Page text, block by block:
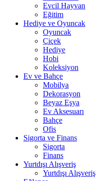
Evcil Hayvan
Eğitim
Hediye ve Oyuncak
Oyuncak
Çiçek
Hediye
Hobi
Koleksiyon
Ev ve Bahçe
Mobilya
Dekorasyon
Beyaz Eşya
Ev Aksesuarı
Bahçe
Ofis
Sigorta ve Finans
Sigorta
Finans
Yurtdışı Alışveriş
Yurtdışı Alışveriş